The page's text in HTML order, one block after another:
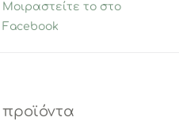
Μοιραστείτε το στο
Facebook
προϊόντα